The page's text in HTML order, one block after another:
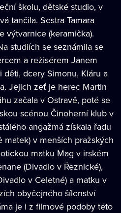
školu, dětské studio, v
tančila. Sestra Tamara
výtvarnice (keramička).
studiích se seznámila se
a režisérem Janem
děti, dcery Simonu, Kláru a
Jejich zeť je herec Martin
začala v Ostravě, poté se
scénou Činoherní klub v
angažmá získala řadu
v menších pražských
matku Mag v irském
(Divadlo v Řeznické),
v Celetné) a matku v
obyčejného šílenství
je i z filmové podoby této